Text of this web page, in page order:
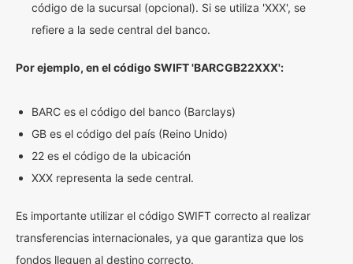
código de la sucursal (opcional). Si se utiliza 'XXX', se
refiere a la sede central del banco.
Por ejemplo, en el código SWIFT 'BARCGB22XXX':
BARC es el código del banco (Barclays)
GB es el código del país (Reino Unido)
22 es el código de la ubicación
XXX representa la sede central.
Es importante utilizar el código SWIFT correcto al realizar
transferencias internacionales, ya que garantiza que los
fondos lleguen al destino correcto.